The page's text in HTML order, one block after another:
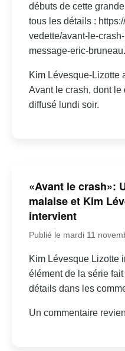
débuts de cette
tous les détails :
vedette/avant-le-
message-eric-
Kim Lévesque-Lizotte
Avant le crash, dont
diffusé lundi soir.
«Avant le crash»:
malaise et Kim
intervient
Publié le mardi 11
Kim Lévesque Lizotte
élément de la série
détails dans les
Un commentaire